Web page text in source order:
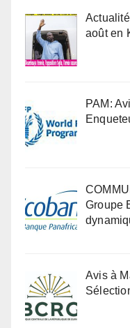
août en
PAM:
Groupe
Avis à